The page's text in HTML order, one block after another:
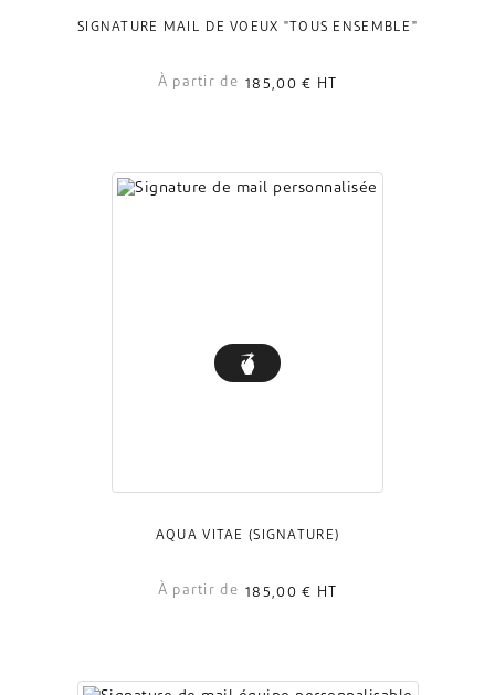
SIGNATURE MAIL DE VOEUX "TOUS ENSEMBLE"
À partir de 185,00 € HT
AQUA VITAE (SIGNATURE)
À partir de 185,00 € HT